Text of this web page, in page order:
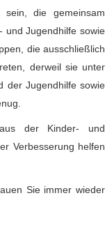
die gemeinsam
und Jugendhilfe sowie
die ausschließlich
derweil sie unter
der Jugendhilfe sowie
der Kinder- und
Verbesserung helfen
Sie immer wieder